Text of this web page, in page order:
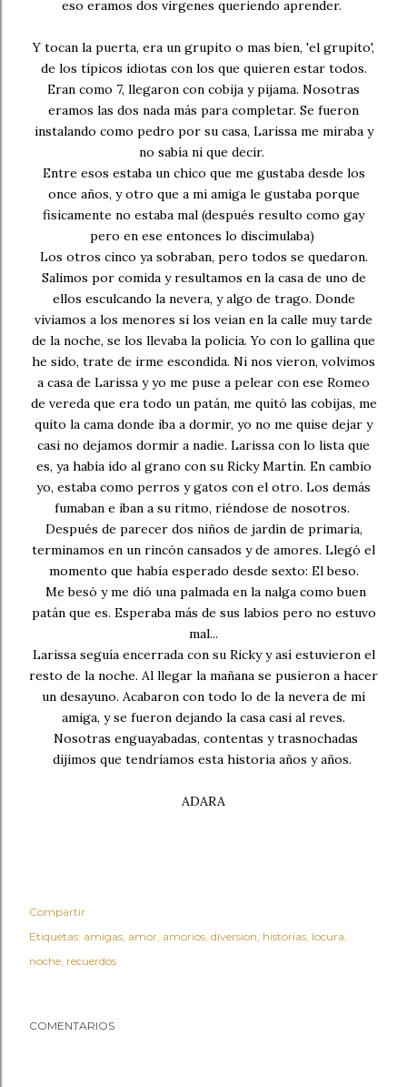
eso eramos dos virgenes queriendo aprender.
Y tocan la puerta, era un grupito o mas bien, 'el grupito',
de los típicos idiotas con los que quieren estar todos.
Eran como 7, llegaron con cobija y pijama. Nosotras
eramos las dos nada más para completar. Se fueron
instalando como pedro por su casa, Larissa me miraba y
no sabía ni que decir.
Entre esos estaba un chico que me gustaba desde los
once años, y otro que a mi amiga le gustaba porque
fisicamente no estaba mal (después resulto como gay
pero en ese entonces lo discimulaba)
Los otros cinco ya sobraban, pero todos se quedaron.
Salimos por comida y resultamos en la casa de uno de
ellos esculcando la nevera, y algo de trago. Donde
viviamos a los menores si los veian en la calle muy tarde
de la noche, se los llevaba la policia. Yo con lo gallina que
he sido, trate de irme escondida. Ni nos vieron, volvimos
a casa de Larissa y yo me puse a pelear con ese Romeo
de vereda que era todo un patán, me quitó las cobijas, me
quito la cama donde iba a dormir, yo no me quise dejar y
casi no dejamos dormir a nadie. Larissa con lo lista que
es, ya había ido al grano con su Ricky Martín. En cambio
yo, estaba como perros y gatos con el otro. Los demás
fumaban e iban a su ritmo, riéndose de nosotros.
Después de parecer dos niños de jardín de primaria,
terminamos en un rincón cansados y de amores. Llegó el
momento que había esperado desde sexto: El beso.
Me besó y me dió una palmada en la nalga como buen
patán que es. Esperaba más de sus labios pero no estuvo
mal...
Larissa seguía encerrada con su Ricky y así estuvieron el
resto de la noche. Al llegar la mañana se pusieron a hacer
un desayuno. Acabaron con todo lo de la nevera de mi
amiga, y se fueron dejando la casa casi al reves.
Nosotras enguayabadas, contentas y trasnochadas
dijimos que tendríamos esta historia años y años.
ADARA
Compartir
Etiquetas: amigas amor amorios diversion historias locura
noche recuerdos
COMENTARIOS